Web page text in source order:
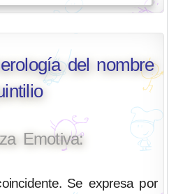
del nombre
Emotiva:
Se expresa por